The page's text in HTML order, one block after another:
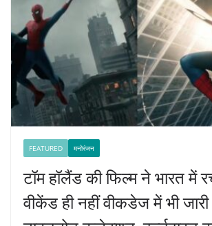
FEATURED मनोरंजन
टॉम हॉलैंड की फिल्म ने भारत में
वीकेंड ही नहीं वीकडेज में भी जारी